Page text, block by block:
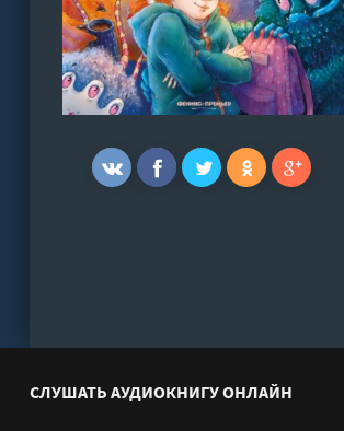
СЛУШАТЬ АУДИОКНИГУ ОНЛАЙН